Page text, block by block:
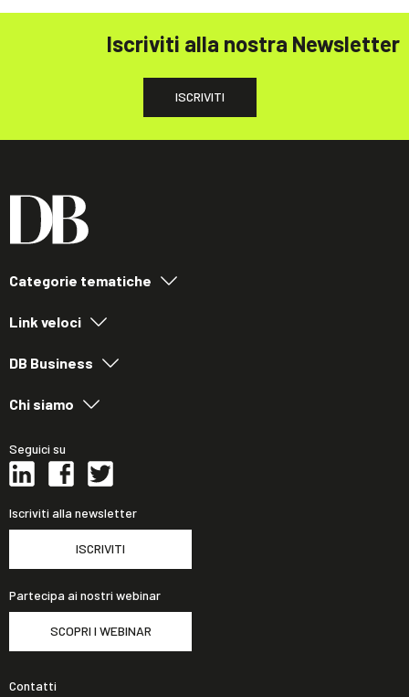
Iscriviti alla nostra Newsletter
ISCRIVITI
Categorie tematiche
Link veloci
DB Business
Chi siamo
Seguici su
Iscriviti alla newsletter
ISCRIVITI
Partecipa ai nostri webinar
SCOPRI I WEBINAR
Contatti